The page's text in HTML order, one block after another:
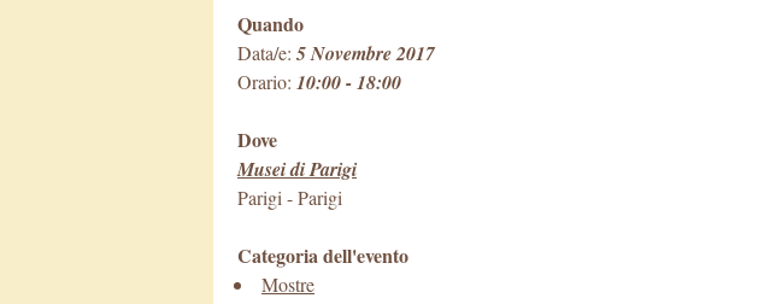
Quando
Data/e: 5 Novembre 2017
Orario: 10:00 - 18:00
Dove
Musei di Parigi
Parigi -Parigi
Categoria dell'evento
Mostre